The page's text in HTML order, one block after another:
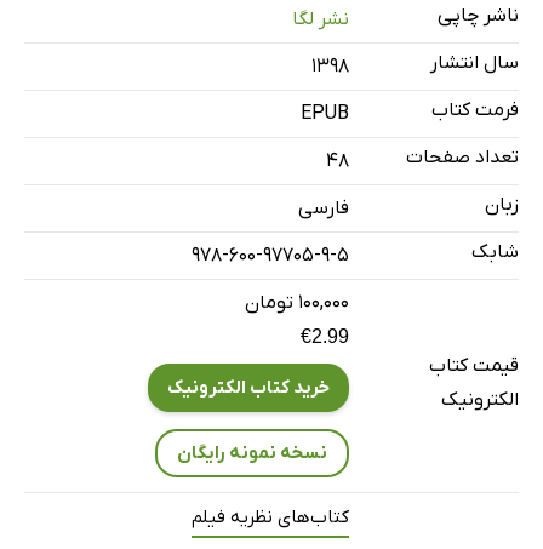
ناشر چاپی
نشر لگا
سال انتشار
۱۳۹۸
فرمت کتاب
EPUB
تعداد صفحات
48
زبان
فارسی
شابک
978-600-97705-9-5
قیمت کتاب
الکترونیک
۱۰۰,۰۰۰ تومان
€2.99
خرید کتاب الکترونیک
نسخه نمونه رایگان
کتاب‌های نظریه فیلم